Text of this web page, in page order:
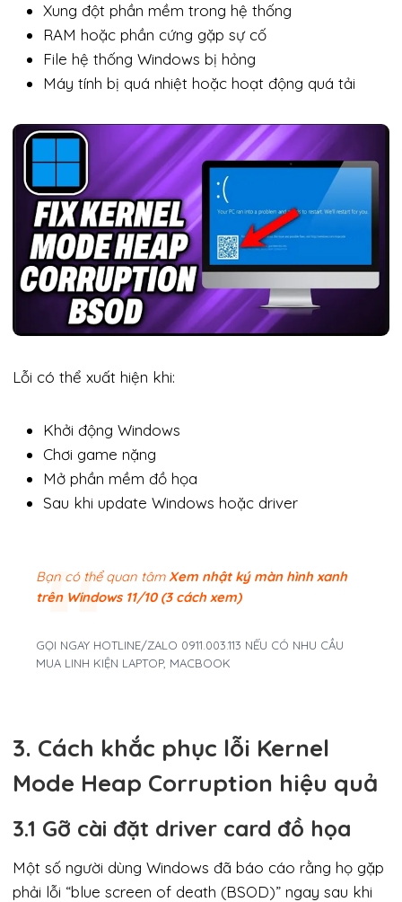
Xung đột phần mềm trong hệ thống
RAM hoặc phần cứng gặp sự cố
File hệ thống Windows bị hỏng
Máy tính bị quá nhiệt hoặc hoạt động quá tải
Lỗi có thể xuất hiện khi:
Khởi động Windows
Chơi game nặng
Mở phần mềm đồ họa
Sau khi update Windows hoặc driver
Bạn có thể quan tâm Xem nhật ký màn hình xanh
trên Windows 11/10 (3 cách xem)
GỌI NGAY HOTLINE/ZALO 0911.003.113 NẾU CÓ NHU CẦU
MUA LINH KIỆN LAPTOP, MACBOOK
3. Cách khắc phục lỗi Kernel
Mode Heap Corruption hiệu quả
3.1 Gỡ cài đặt driver card đồ họa
Một số người dùng Windows đã báo cáo rằng họ gặp
phải lỗi “blue screen of death (BSOD)” ngay sau khi